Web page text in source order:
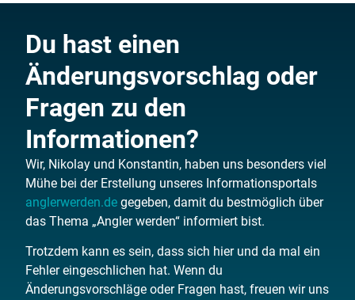
Du hast einen
Änderungsvorschlag oder
Fragen zu den
Informationen?
Wir, Nikolay und Konstantin, haben uns besonders viel
Mühe bei der Erstellung unseres Informationsportals
anglerwerden.de gegeben, damit du bestmöglich über
das Thema „Angler werden“ informiert bist.
Trotzdem kann es sein, dass sich hier und da mal ein
Fehler eingeschlichen hat. Wenn du
Änderungsvorschläge oder Fragen hast, freuen wir uns